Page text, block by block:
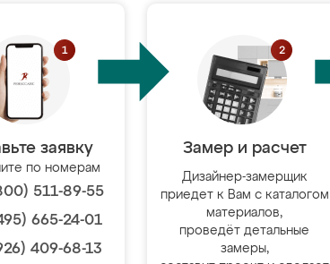
заявку
по номерам
511-89-55
665-24-01
409-68-13
Замер и расчет
Дизайнер-замерщик
приедет к Вам с каталогом
материалов,
проведёт детальные
замеры,